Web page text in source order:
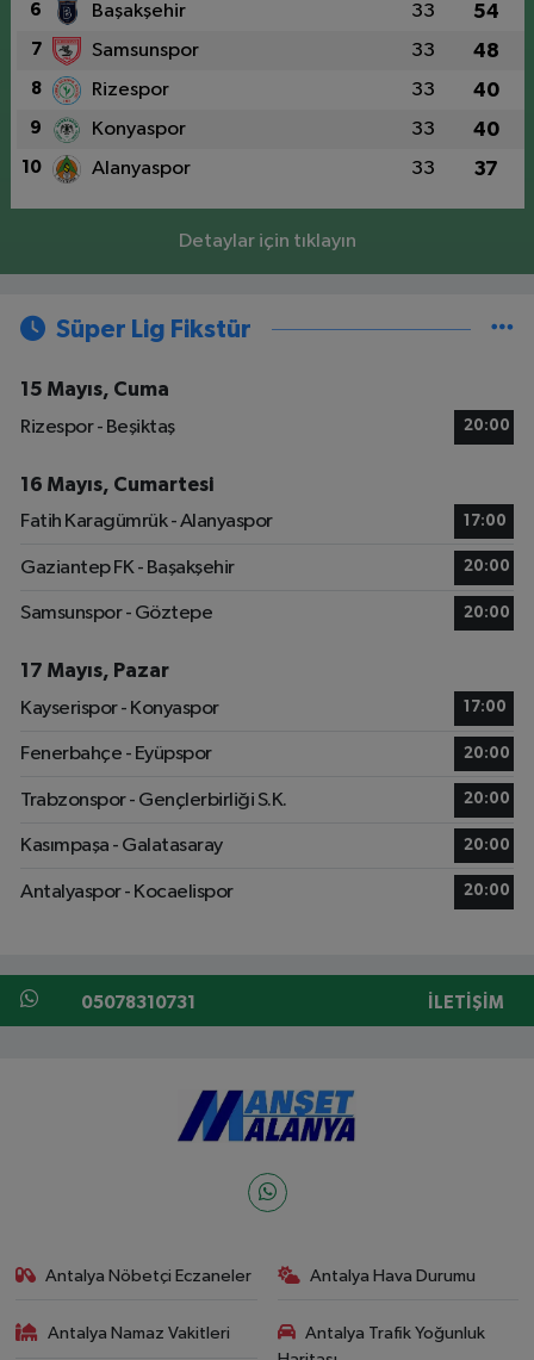
6 Başakşehir 33 54
7 Samsunspor 33 48
8 Rizespor 33 40
9 Konyaspor 33 40
10 Alanyaspor 33 37
Detaylar için tıklayın
Süper Lig Fikstür
15 Mayıs, Cuma
Rizespor - Beşiktaş
20:00
16 Mayıs, Cumartesi
Fatih Karagümrük - Alanyaspor
17:00
Gaziantep FK - Başakşehir 20:00
Samsunspor - Göztepe 20:00
17 Mayıs, Pazar
Kayserispor - Konyaspor
17:00
Fenerbahçe - Eyüpspor 20:00
Trabzonspor - Gençlerbirliği S.K. 20:00
Kasımpaşa - Galatasaray 20:00
Antalyaspor - Kocaelispor 20:00
05078310731 İLETIŞIM
Antalya Nöbetçi Eczaneler Antalya Hava Durumu
Antalya Namaz Vakitleri
Antalya Trafik Yoğunluk